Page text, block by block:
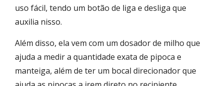
uso fácil, tendo um botão de liga e desliga que
auxilia nisso.
Além disso, ela vem com um dosador de milho que
ajuda a medir a quantidade exata de pipoca e
manteiga, além de ter um bocal direcionador que